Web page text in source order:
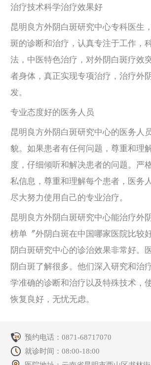
治疗技术科学治疗效果好
昆明良方外阴白斑研究中心专科医生
斑的诊断和治疗，认真专注于工作，
法，中医特色治疗，对外阴白斑疗效
者身体，真正实现专项治疗，治疗外
发。
专业态度好的医务人员
昆明良方外阴白斑研究中心的医务人
貌。如果患者有任何问题，尊重和理
度，仔细倾听和解决患者的问题。严
私信息，尊重和理解每个患者，医务
尽大努力使用自己的专业治疗。
昆明良方外阴白斑研究中心能治疗外
榜单〞外阴白斑在中国哪家医院比较
阴白斑研究中心的诊治效果非常好。
阴白斑了解很多。他们深入研究和治
学准确的诊断和治疗以及特殊技术，
恢复良好，无忧无虑。
预约电话：0871-68717070
就诊时间：08:00-18:00